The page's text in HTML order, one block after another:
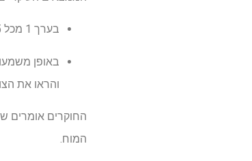
בערך 1 מכל 5 חווה חרדה, חוסר עכבות או חוסר יציבות רגשית אפילו חודשים או שנים לאחר מחלתו
באופן
והראו את
החוקרים אומרים
המוח.